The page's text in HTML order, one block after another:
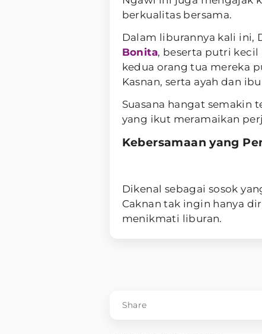
berkualitas bersama.
Dalam liburannya kali ini,
Bonita, beserta putri kecil
kedua orang tua mereka
Kasnan, serta ayah dan
Suasana hangat semakin
yang ikut meramaikan
Kebersamaan yang
Dikenal sebagai sosok
Caknan tak ingin hanya
menikmati liburan.
Share